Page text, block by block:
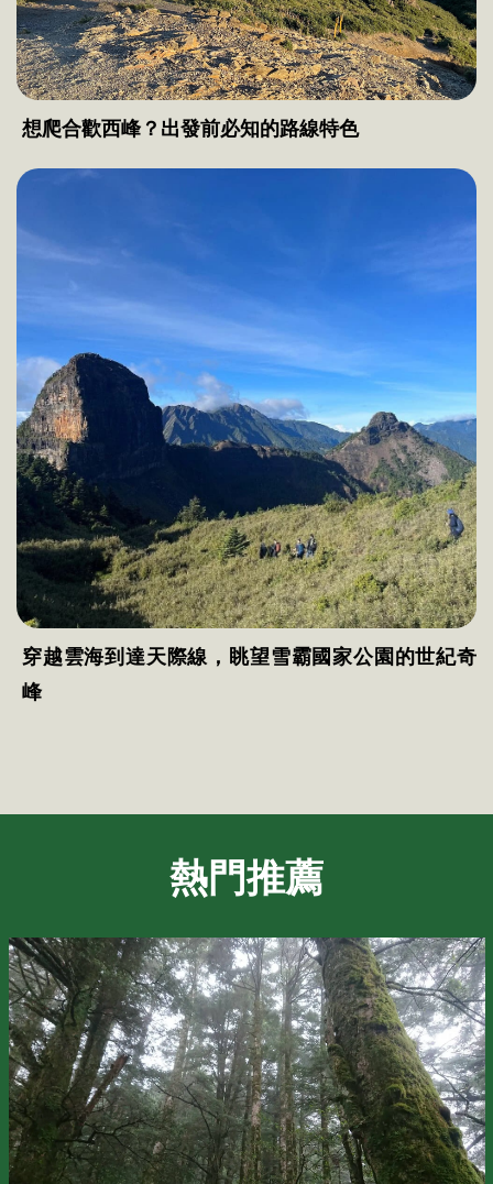
想爬合歡西峰？出發前必知的路線特色
穿越雲海到達天際線，眺望雪霸國家公園的世紀奇
峰
熱門推薦